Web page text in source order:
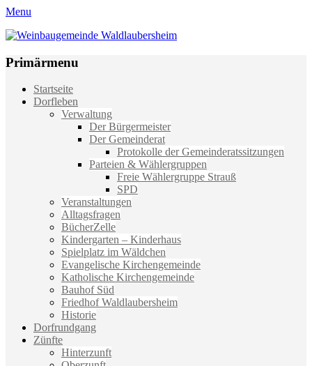
Menu
Weinbaugemeinde Waldlaubersheim
Primärmenu
Weiter
zum
Startseite
Dorfleben
Verwaltung
Der Bürgermeister
Der Gemeinderat
Protokolle der Gemeinderatssitzungen
Parteien & Wählergruppen
Freie Wählergruppe Strauß
SPD
Veranstaltungen
Alltagsfragen
BücherZelle
Kindergarten – Kinderhaus
Spielplatz im Wäldchen
Evangelische Kirchengemeinde
Katholische Kirchengemeinde
Bauhof Süd
Friedhof Waldlaubersheim
Historie
Dorfrundgang
Zünfte
Hinterzunft